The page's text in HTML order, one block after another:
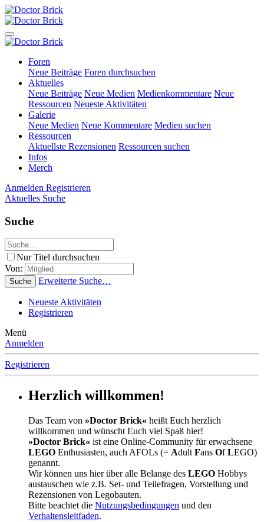
Foren
Neue Beiträge Foren durchsuchen
Aktuelles
Neue Beiträge Neue Medien Medienkommentare Neue
Ressourcen Neueste Aktivitäten
Galerie
Neue Medien Neue Kommentare Medien suchen
Ressourcen
Aktuellste Rezensionen Ressourcen suchen
Infos
Merch
Anmelden Registrieren
Aktuelles Suche
Suche
Nur Titel durchsuchen
Von:
Suche Erweiterte Suche…
Neueste Aktivitäten
Registrieren
Menü
Anmelden
Registrieren
Herzlich willkommen!
Das Team von »Doctor Brick« heißt Euch herzlich
willkommen und wünscht Euch viel Spaß hier!
»Doctor Brick« ist eine Online-Community für erwachsene
LEGO Enthusiasten, auch AFOLs (= Adult Fans OfLEGO)
genannt.
Wir können uns hier über alle Belange des LEGO Hobbys
austauschen wie z.B. Set- und Teilefragen, Vorstellung und
Rezensionen von Legobauten.
Bitte beachtet die Nutzungsbedingungen und den
Verhaltensleitfaden.